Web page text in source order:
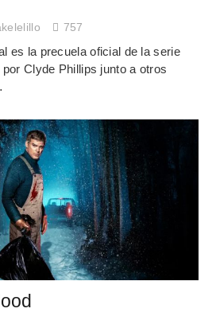
757
es la precuela oficial de la serie
Clyde Phillips junto a otros